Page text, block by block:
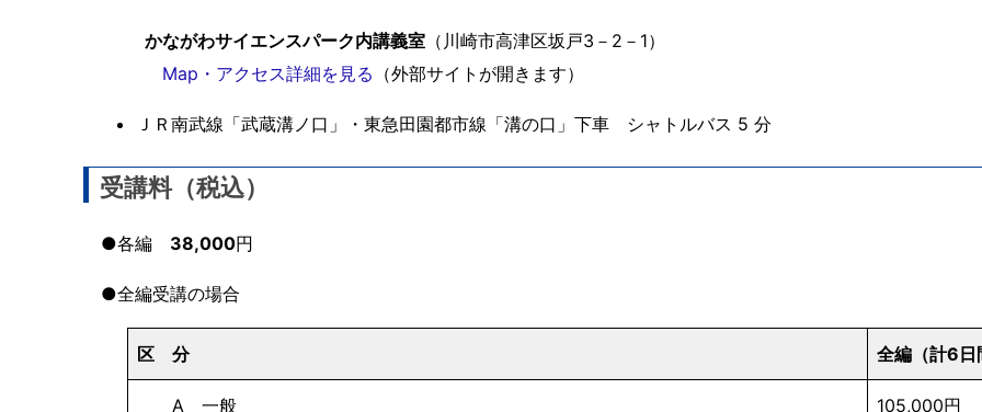
かながわサイエンスパーク内講義室 （川崎市高津区坂戸3－2－1）
Map・アクセス詳細を見る （外部サイトが開きます）
ＪＲ南武線「武蔵溝ノ口」・東急田園都市線「溝の口」下車 シャトルバス 5 分
受講料（税込）
●各編 38,000円
●全編受講の場合
区 分 全編（計6日
A 一般 105,000円